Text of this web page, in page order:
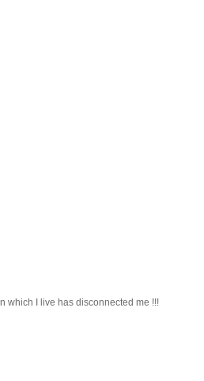
which I live has disconnected me !!!